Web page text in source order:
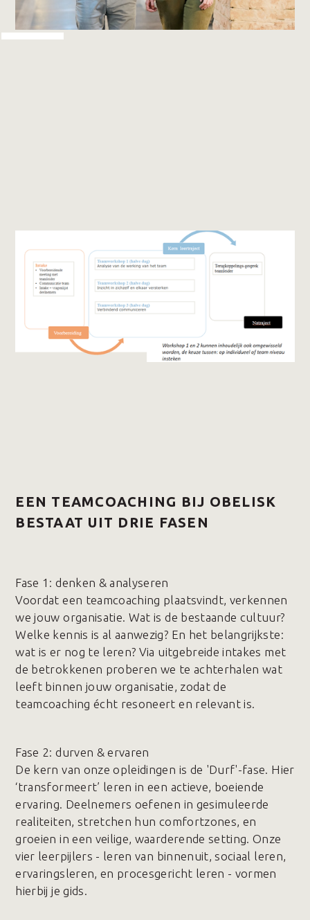
EEN TEAMCOACHING BIJ OBELISK
BESTAAT UIT DRIE FASEN
Fase 1️: denken & analyseren
Voordat een teamcoaching plaatsvindt, verkennen
we jouw organisatie. Wat is de bestaande cultuur?
Welke kennis is al aanwezig? En het belangrijkste:
wat is er nog te leren? Via uitgebreide intakes met
de betrokkenen proberen we te achterhalen wat
leeft binnen jouw organisatie, zodat de
teamcoaching écht resoneert en relevant is.
Fase 2️: durven & ervaren
De kern van onze opleidingen is de 'Durf'-fase. Hier
‘transformeert’ leren in een actieve, boeiende
ervaring. Deelnemers oefenen in gesimuleerde
realiteiten, stretchen hun comfortzones, en
groeien in een veilige, waarderende setting. Onze
vier leerpijlers - leren van binnenuit, sociaal leren,
ervaringsleren, en procesgericht leren - vormen
hierbij je gids.